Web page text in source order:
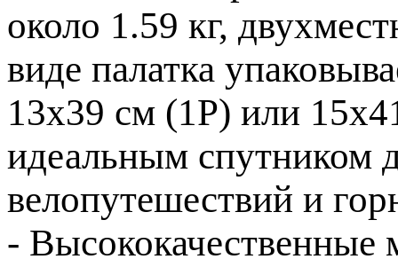
около 1.59 кг,
виде палатка
13x39 см (1P) или
идеальным спутником
велопутешествий и
- Высококачественные